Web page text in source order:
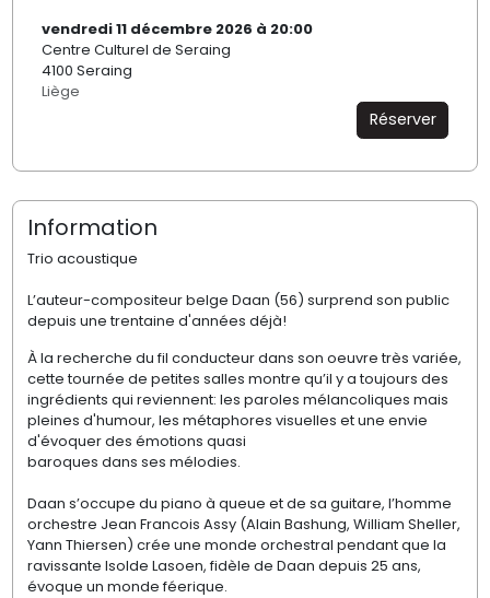
vendredi 11 décembre 2026 à 20:00
Centre Culturel de Seraing
4100 Seraing
Liège
Réserver
Information
Trio acoustique
L’auteur-compositeur belge Daan (56) surprend son public
depuis une trentaine d'années déjà!
À la recherche du fil conducteur dans son oeuvre très variée,
cette tournée de petites salles montre qu’il y a toujours des
ingrédients qui reviennent: les paroles mélancoliques mais
pleines d'humour, les métaphores visuelles et une envie
d'évoquer des émotions quasi
baroques dans ses mélodies.
Daan s’occupe du piano à queue et de sa guitare, l’homme
orchestre Jean Francois Assy (Alain Bashung, William Sheller,
Yann Thiersen) crée une monde orchestral pendant que la
ravissante Isolde Lasoen, fidèle de Daan depuis 25 ans,
évoque un monde féerique.